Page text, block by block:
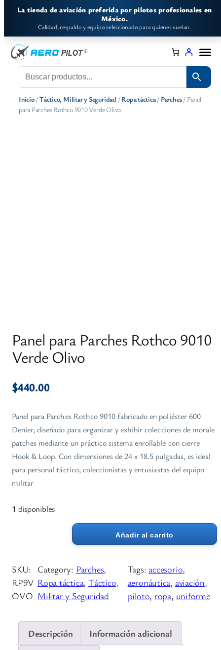
Saltar
contenido
La tienda de aviación preferida por pilotos profesionales en
México.
Calidad, respaldo y equipo seleccionado para quienes vuelan.
Inicio/Táctico, Militar y Seguridad /Ropa táctica/ Parches/ Panel
para Parches Rothco 9010 Verde Olivo
Panel para Parches Rothco 9010
Verde Olivo
$440.00
Panel para Parches Rothco 9010 fabricado en poliéster 600
Denier, diseñado para organizar y exhibir colecciones de morale
patches mediante un práctico sistema enrollable con cierre
Hook & Loop. Con dimensiones de 24 x 18.5 pulgadas, es ideal
para personal táctico, coleccionistas y entusiastas del equipo
militar
1 disponibles
n
e
l
Añadir al carrito
SKU:
RP9V
OVO
Category: Parches
Ropa táctica, Táctico,
Militar y Seguridad
Tags: accesorio
aeronáutica, aviación
piloto, ropa, uniforme
Descripción
Información adicional